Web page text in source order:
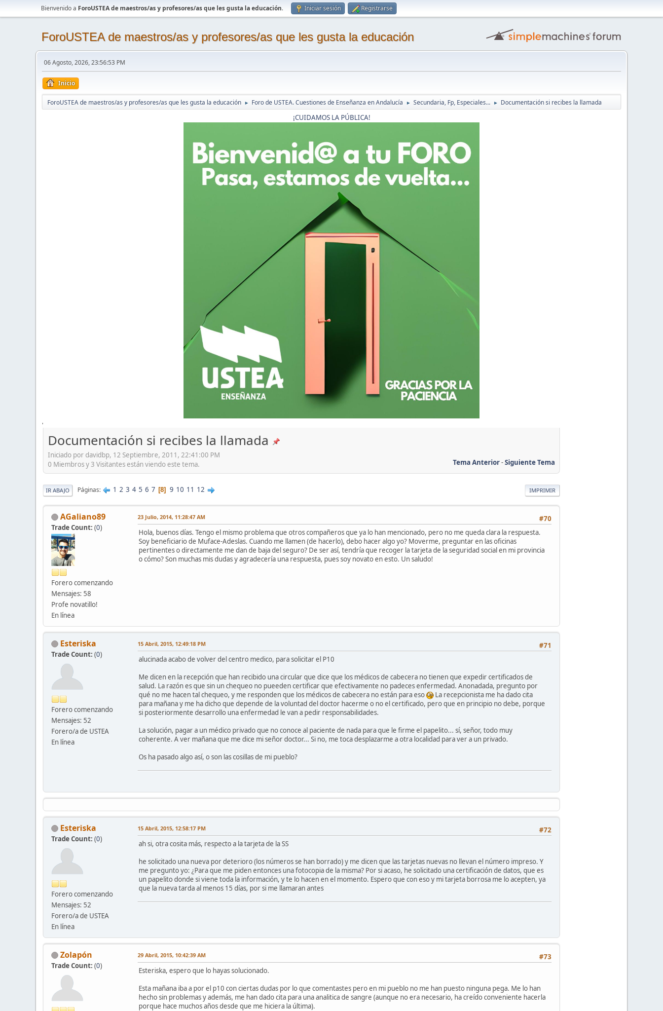
Bienvenido a ForoUSTEA de maestros/as y profesores/as que les gusta la educación. Iniciar sesión Registrarse
ForoUSTEA de maestros/as y profesores/as que les gusta la educación
06 Agosto, 2026, 23:56:53 PM
Inicio
ForoUSTEA de maestros/as y profesores/as que les gusta la educación ► Foro de USTEA. Cuestiones de Enseñanza en Andalucía ► Secundaria, Fp, Especiales... ► Documentación si recibes la llamada
¡CUIDAMOS LA PÚBLICA!
'
Documentación si recibes la llamada
Iniciado por davidbp, 12 Septiembre, 2011, 22:41:00 PM
Tema Anterior-Siguiente Tema
0 Miembros y 3 Visitantes están viendo este tema.
IMPRIMIR
IR ABAJO Páginas 1 2 3 4 5 6 7 8 9 10 11 12
AGaliano89
Trade Count: (0)
Forero comenzando
Mensajes: 58
Profe novatillo!
En línea
#70
23 Julio, 2014, 11:28:47 AM
Hola, buenos días. Tengo el mismo problema que otros compañeros que ya lo han mencionado, pero no me queda clara la respuesta.
Soy beneficiario de Muface-Adeslas. Cuando me llamen (de hacerlo), debo hacer algo yo? Moverme, preguntar en las oficinas
pertinentes o directamente me dan de baja del seguro? De ser así, tendría que recoger la tarjeta de la seguridad social en mi provincia
o cómo? Son muchas mis dudas y agradecería una respuesta, pues soy novato en esto. Un saludo!
Esteriska
Trade Count: (0)
Forero comenzando
Mensajes: 52
Forero/a de USTEA
En línea
#71
15 Abril, 2015, 12:49:18 PM
alucinada acabo de volver del centro medico, para solicitar el P10
Me dicen en la recepción que han recibido una circular que dice que los médicos de cabecera no tienen que expedir certificados de
salud. La razón es que sin un chequeo no pueeden certificar que efectivamente no padeces enfermedad. Anonadada, pregunto por
qué no me hacen tal chequeo, y me responden que los médicos de cabecera no están para eso
La recepcionista me ha dado cita
para mañana y me ha dicho que depende de la voluntad del doctor hacerme o no el certificado, pero que en principio no debe, porque
si posteriormente desarrollo una enfermedad le van a pedir responsabilidades.
La solución, pagar a un médico privado que no conoce al paciente de nada para que le firme el papelito... sí, señor, todo muy
coherente. A ver mañana que me dice mi señor doctor... Si no, me toca desplazarme a otra localidad para ver a un privado.
Os ha pasado algo así, o son las cosillas de mi pueblo?
Esteriska
Trade Count: (0)
Forero comenzando
Mensajes: 52
Forero/a de USTEA
En línea
#72
15 Abril, 2015, 12:58:17 PM
ah si, otra cosita más, respecto a la tarjeta de la SS
he solicitado una nueva por deterioro (los números se han borrado) y me dicen que las tarjetas nuevas no llevan el número impreso. Y
me pregunto yo: ¿Para que me piden entonces una fotocopia de la misma? Por si acaso, he solicitado una certificación de datos, que es
un papelito donde si viene toda la información, y te lo hacen en el momento. Espero que con eso y mi tarjeta borrosa me lo acepten, ya
que la nueva tarda al menos 15 días, por si me llamaran antes
Zolapón
Trade Count: (0)
#73
29 Abril, 2015, 10:42:39 AM
Esteriska, espero que lo hayas solucionado.
Esta mañana iba a por el p10 con ciertas dudas por lo que comentastes pero en mi pueblo no me han puesto ninguna pega. Me lo han
hecho sin problemas y además, me han dado cita para una analitica de sangre (aunque no era necesario, ha creído conveniente hacerla
porque hace muchos años desde que me hiciera la última).